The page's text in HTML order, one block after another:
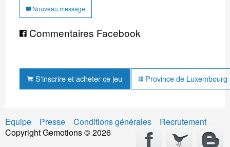
Nouveau message
Commentaires Facebook
S'inscrire et acheter ce jeu Province de
Equipe Presse Conditions générales
Recrutement
Copyright Gemotions © 2026